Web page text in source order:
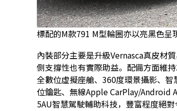
標配的M款791 M型輪圈亦以亮黑色呈
內裝部分主要是升級Vernasca真皮材
側支撐性也有實際助益。配備方面維
全數位虛擬座艙、360度環景攝影、
位鑰匙、無線Apple CarPlay/Android
5AU智慧駕駛輔助科技，豐富程度絕對